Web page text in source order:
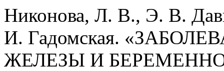
Никонова, Л. В., Э. В.
И. Гадомская.
ЖЕЛЕЗЫ И